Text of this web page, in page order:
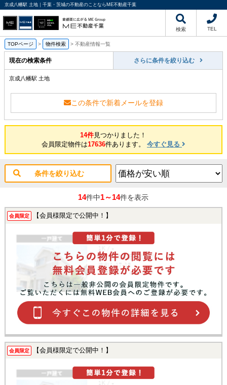
京成八幡駅 土地｜千葉・茨城の不動産のことならME不動産千葉
検索 TEL
TOPページ > 物件検索 > 不動産情報一覧
現在の検索条件 さらに条件を絞り込む
京成八幡駅 土地
この条件で新着メールを登録
14件見つかりました！
会員限定物件は17636件あります。 今すぐ見る
条件を絞り込む
14件中1～14件を表示
会員限定 【会員様限定で公開中！】
会員限定 【会員様限定で公開中！】